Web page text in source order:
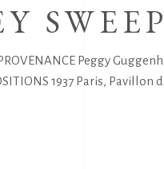
SWEEP
Peggy
1937 Paris,